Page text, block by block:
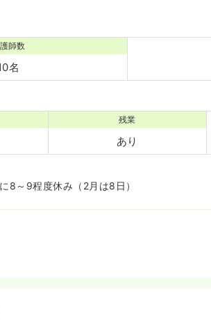
師数
名
残業
あり
8～9程度休み（2月は8日）